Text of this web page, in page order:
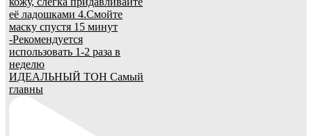
ИДЕАЛЬНЫЙ ТОН Самый
главны